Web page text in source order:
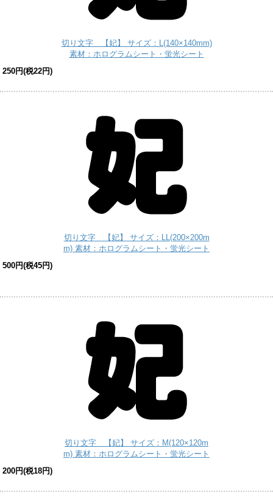
切り文字 【妃】 サイズ：L(140×140mm)
素材：ホログラムシート・蛍光シート
250円(税22円)
切り文字 【妃】 サイズ：LL(200×200m
m) 素材：ホログラムシート・蛍光シート
500円(税45円)
切り文字 【妃】 サイズ：M(120×120m
m) 素材：ホログラムシート・蛍光シート
200円(税18円)